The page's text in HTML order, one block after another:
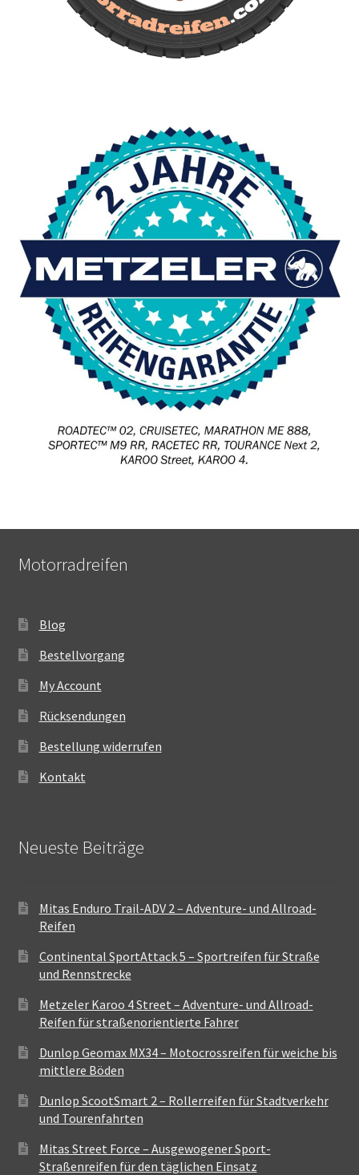
Motorradreifen
Blog
Bestellvorgang
My Account
Rücksendungen
Bestellung widerrufen
Kontakt
Neueste Beiträge
Mitas Enduro Trail-ADV 2 – Adventure- und Allroad-
Reifen
Continental SportAttack 5 – Sportreifen für Straße
und Rennstrecke
Metzeler Karoo 4 Street – Adventure- und Allroad-
Reifen für straßenorientierte Fahrer
Dunlop Geomax MX34 – Motocrossreifen für weiche bis
mittlere Böden
Dunlop ScootSmart 2 – Rollerreifen für Stadtverkehr
und Tourenfahrten
Mitas Street Force – Ausgewogener Sport-
Straßenreifen für den täglichen Einsatz